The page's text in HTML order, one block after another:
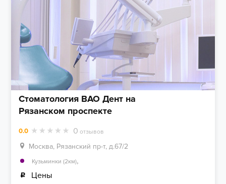
Стоматология ВАО Дент на
Рязанском проспекте
0.0 0 отзывов
Москва, Рязанский пр-т, д.67/2
Кузьминки (2км),
Цены